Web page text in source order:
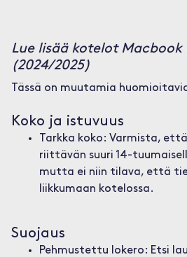
Lue lisää kotelot Macbook
(2024/2025)
Tässä on muutamia
Koko ja istuvuus
Tarkka koko: Varmista,
riittävän suuri 14-
mutta ei niin tilava, että
liikkumaan kotelossa.
Suojaus
Pehmustettu lokero: Etsi